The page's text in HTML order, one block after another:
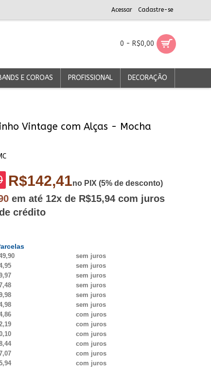
Acessar Cadastre-se
0 - R$0,00
E COROAS PROFISSIONAL DECORAÇÃO
Vintage com Alças - Mocha
R$142,41no PIX (5% de desconto)
em até 12x de R$15,94 com juros
crédito
sem juros
sem juros
sem juros
sem juros
sem juros
sem juros
com juros
com juros
com juros
com juros
com juros
com juros